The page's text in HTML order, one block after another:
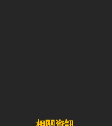
言，從農田整